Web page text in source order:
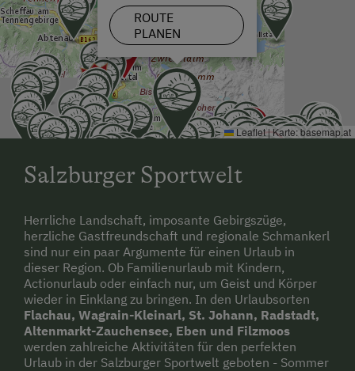
ROUTE
PLANEN
Leaflet | Karte:basemap.at
Salzburger Sportwelt
Herrliche Landschaft, imposante Gebirgszüge,
herzliche Gastfreundschaft und regionale Schmankerl
sind nur ein paar Argumente für einen Urlaub in
dieser Region. Ob Familienurlaub mit Kindern,
Actionurlaub oder einfach nur, um Geist und Körper
wieder in Einklang zu bringen. In den Urlaubsorten
Flachau, Wagrain-Kleinarl, St. Johann, Radstadt,
Altenmarkt-Zauchensee, Eben und Filzmoos
werden zahlreiche Aktivitäten für den perfekten
Urlaub in der Salzburger Sportwelt geboten - Sommer